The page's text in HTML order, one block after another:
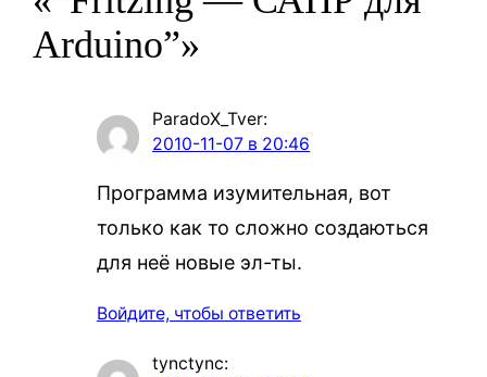
Arduino”»
ParadoX_Tver:
2010-11-07 в 20:46
Программа изумительная, вот
только как то сложно создаються
для неё новые эл-ты.
Войдите, чтобы ответить
tynctync: